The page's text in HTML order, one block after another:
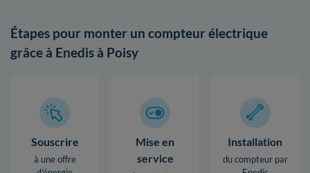
Étapes pour monter un compteur électrique
grâce à Enedis à Poisy
Souscrire
à une offre
Mise en
service
Installation
du compteur par